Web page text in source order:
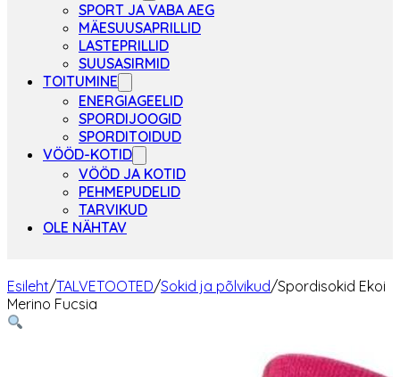
SPORT JA VABA AEG
MÄESUUSAPRILLID
LASTEPRILLID
SUUSASIRMID
TOITUMINE
ENERGIAGEELID
SPORDIJOOGID
SPORDITOIDUD
VÖÖD-KOTID
VÖÖD JA KOTID
PEHMEPUDELID
TARVIKUD
OLE NÄHTAV
Esileht/TALVETOOTED/Sokid ja põlvikud/Spordisokid Ekoi
Merino Fucsia